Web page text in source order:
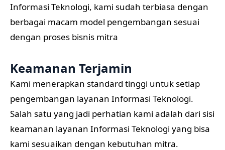
Informasi Teknologi, kami sudah terbiasa dengan
berbagai macam model pengembangan sesuai
dengan proses bisnis mitra
Keamanan Terjamin
Kami menerapkan standard tinggi untuk setiap
pengembangan layanan Informasi Teknologi.
Salah satu yang jadi perhatian kami adalah dari sisi
keamanan layanan Informasi Teknologi yang bisa
kami sesuaikan dengan kebutuhan mitra.